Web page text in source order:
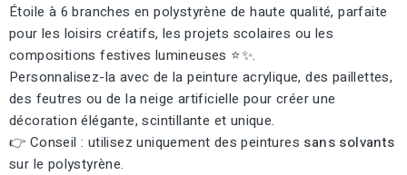
Étoile à 6 branches en polystyrène de haute qualité, parfaite
pour les loisirs créatifs, les projets scolaires ou les
compositions festives lumineuses ⭐✨.
Personnalisez-la avec de la peinture acrylique, des paillettes,
des feutres ou de la neige artificielle pour créer une
décoration élégante, scintillante et unique.
👉 Conseil : utilisez uniquement des peintures sans solvants
sur le polystyrène.